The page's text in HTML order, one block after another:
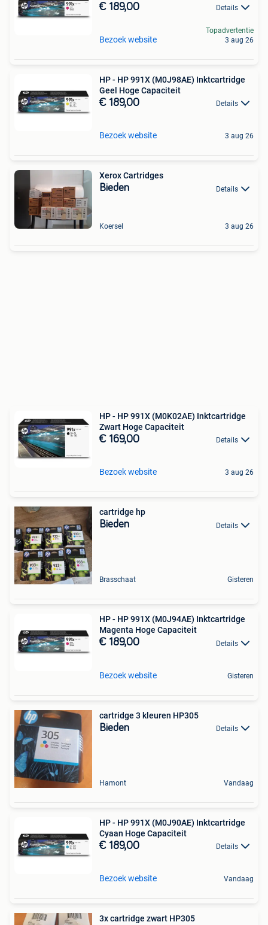
€ 189,00 Details
Bezoek website
Topadvertentie
3 aug 26
HP - HP 991X (M0J98AE) Inktcartridge
Geel Hoge Capaciteit
€ 189,00 Details
Bezoek website 3 aug 26
Xerox Cartridges
Bieden Details
Koersel 3 aug 26
HP - HP 991X (M0K02AE) Inktcartridge
Zwart Hoge Capaciteit
€ 169,00 Details
Bezoek website 3 aug 26
cartridge hp
Bieden Details
Brasschaat Gisteren
HP - HP 991X (M0J94AE) Inktcartridge
Magenta Hoge Capaciteit
€ 189,00 Details
Bezoek website Gisteren
cartridge 3 kleuren HP305
Bieden Details
Hamont Vandaag
HP - HP 991X (M0J90AE) Inktcartridge
Cyaan Hoge Capaciteit
€ 189,00 Details
Bezoek website Vandaag
3x cartridge zwart HP305